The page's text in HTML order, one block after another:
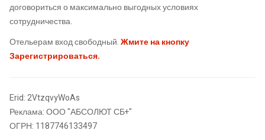
договориться о максимально выгодных условиях
сотрудничества.
Отельерам вход свободный.Жмите на кнопку
Зарегистрироваться.
Erid: 2VtzqvyWoAs
Реклама: ООО "АБСОЛЮТ СБ+"
ОГРН: 1187746133497